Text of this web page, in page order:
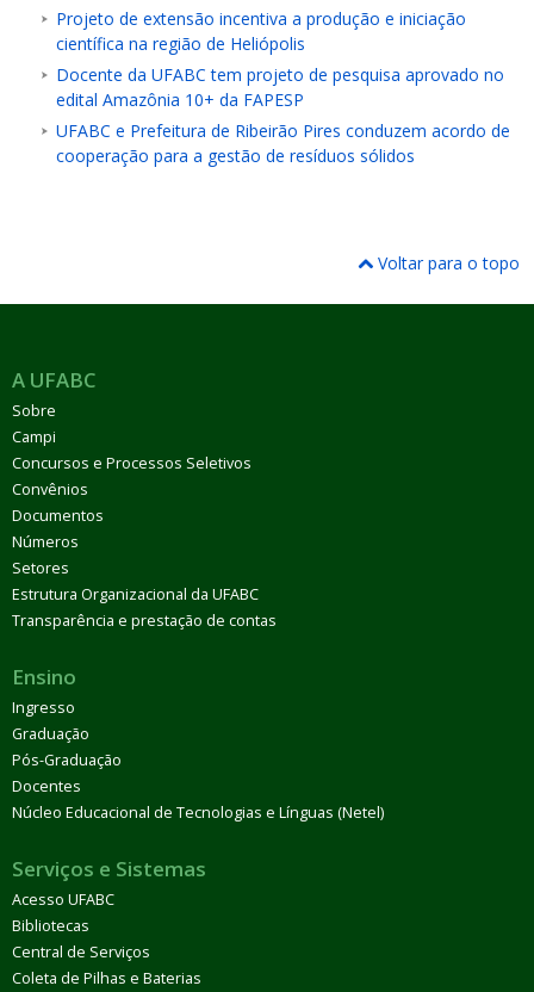
Projeto de extensão incentiva a produção e iniciação
científica na região de Heliópolis
Docente da UFABC tem projeto de pesquisa aprovado no
edital Amazônia 10+ da FAPESP
UFABC e Prefeitura de Ribeirão Pires conduzem acordo de
cooperação para a gestão de resíduos sólidos
Voltar para o topo
A UFABC
Sobre
Campi
Concursos e Processos Seletivos
Convênios
Documentos
Números
Setores
Estrutura Organizacional da UFABC
Transparência e prestação de contas
Ensino
Ingresso
Graduação
Pós-Graduação
Docentes
Núcleo Educacional de Tecnologias e Línguas (Netel)
Serviços e Sistemas
Acesso UFABC
Bibliotecas
Central de Serviços
Coleta de Pilhas e Baterias